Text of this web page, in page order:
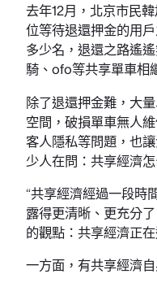
去年12月，北京市民
位等待退還押金的用
多少名，退還之路遙
騎、ofo等共享單車相
除了退還押金難，大
空間，破損單車無人
客人隱私等問題，也
少人在問：共享經濟怎
“共享經濟經過一段時
露得更清晰、更充分
的觀點：共享經濟正
一方面，有共享經濟